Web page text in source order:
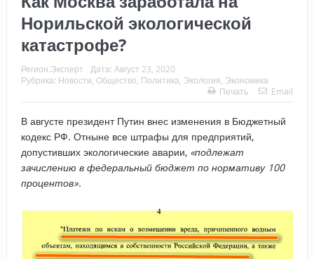
Норильской экологической
катастрофе?
Регион.Эксперт Дата: Август 23, 2020
Рубрика: Новости Общество Политика Экология Экономика
Печать
Email
В августе президент Путин внес изменения в Бюджетный
кодекс РФ. Отныне все штрафы для предприятий,
допустивших экологические аварии, «подлежат
зачислению в федеральный бюджет по нормативу 100
процентов».